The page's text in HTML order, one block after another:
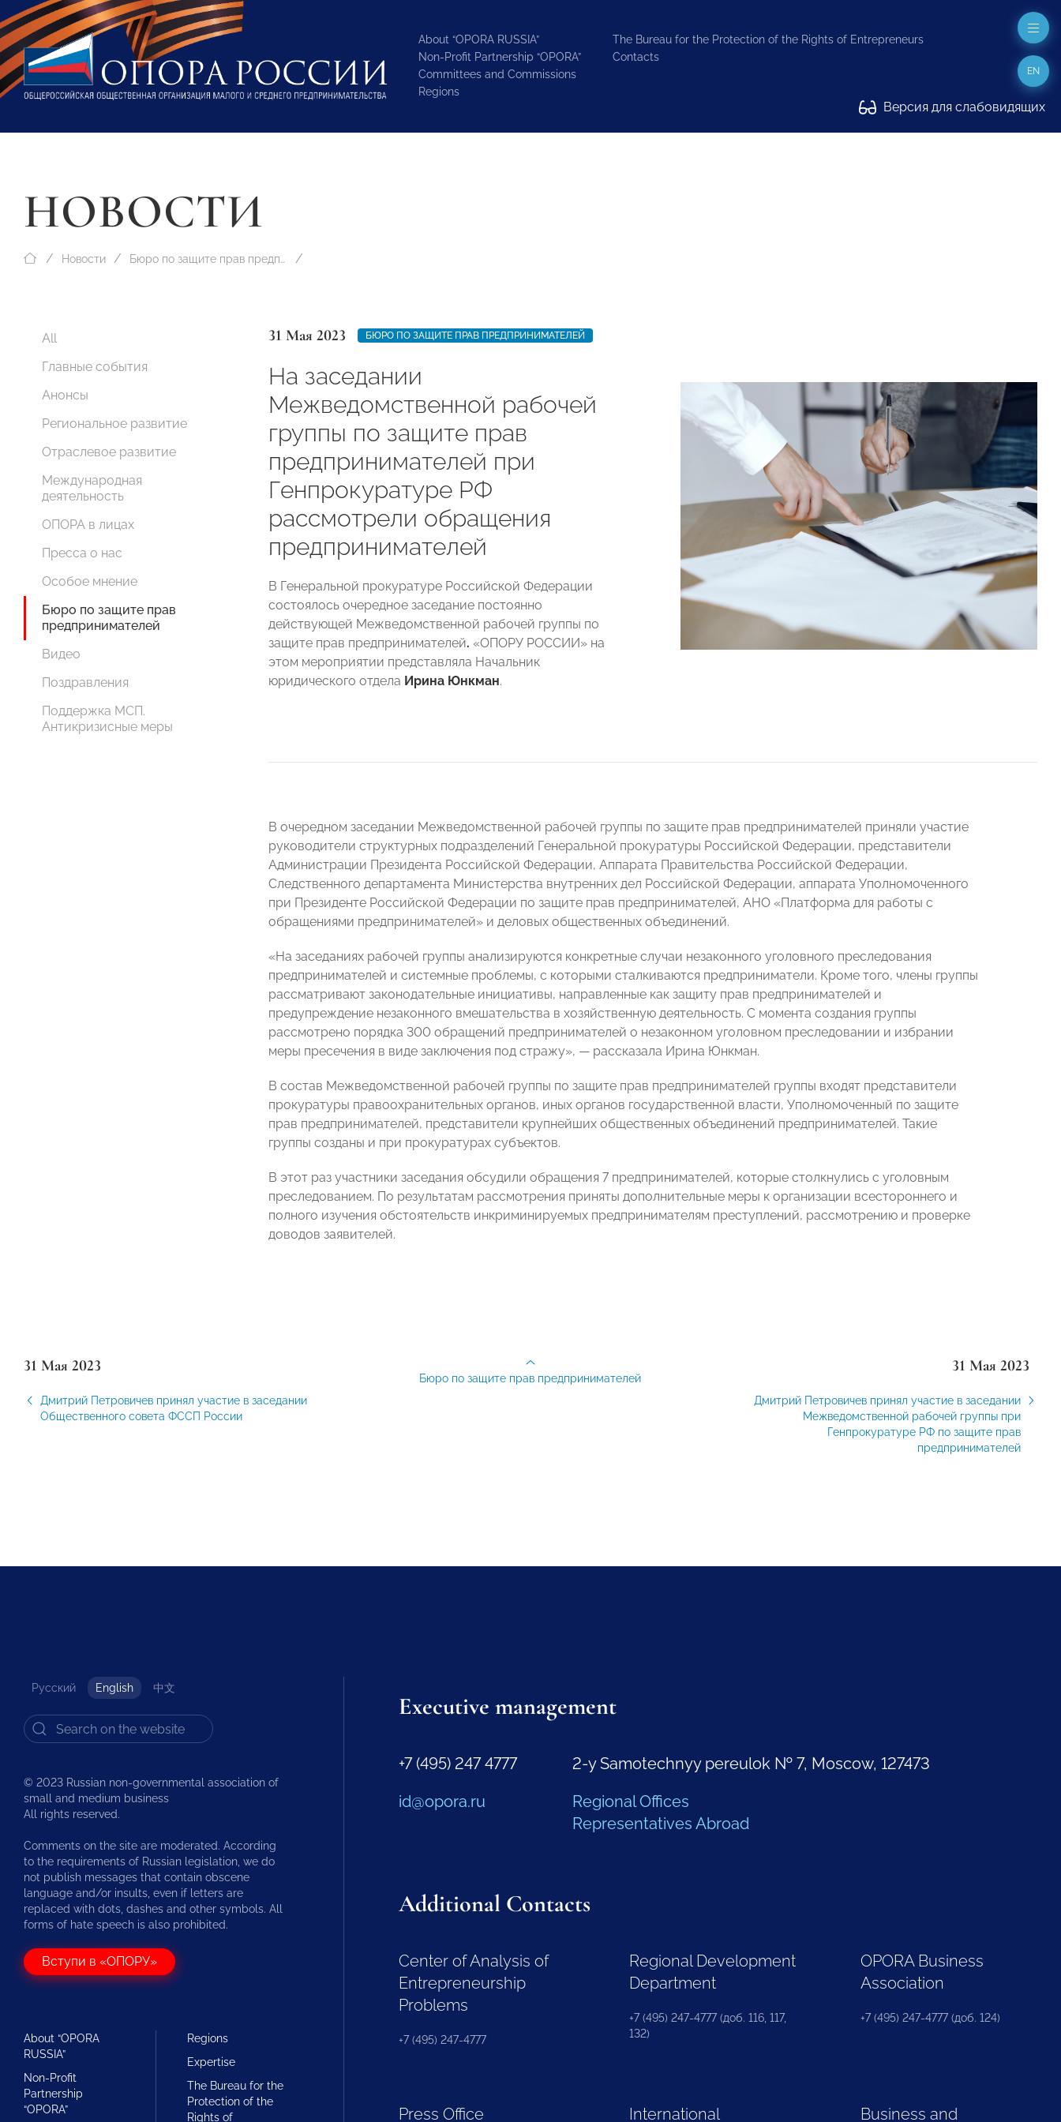
About “OPORA RUSSIA”
Non-Profit Partnership “OPORA”
Committees and Commissions
Regions
The Bureau for the Protection of the Rights of Entrepreneurs
Contacts
Версия для слабовидящих
EN
НОВОСТИ
Новости Бюро по защите прав предпринимателей
All
Главные события
Анонсы
Региональное развитие
Отраслевое развитие
Международная
деятельность
ОПОРА в лицах
Пресса о нас
Особое мнение
Бюро по защите прав
предпринимателей
Видео
Поздравления
Поддержка МСП.
Антикризисные меры
31 Мая 2023 БЮРО ПО ЗАЩИТЕ ПРАВ ПРЕДПРИНИМАТЕЛЕЙ
На заседании
Межведомственной рабочей
группы по защите прав
предпринимателей при
Генпрокуратуре РФ
рассмотрели обращения
предпринимателей
В Генеральной прокуратуре Российской Федерации
состоялось очередное заседание постоянно
действующей Межведомственной рабочей группы по
защите прав предпринимателей. «ОПОРУ РОССИИ» на
этом мероприятии представляла Начальник
юридического отдела Ирина Юнкман.
В очередном заседании Межведомственной рабочей группы по защите прав предпринимателей приняли участие
руководители структурных подразделений Генеральной прокуратуры Российской Федерации, представители
Администрации Президента Российской Федерации, Аппарата Правительства Российской Федерации,
Следственного департамента Министерства внутренних дел Российской Федерации, аппарата Уполномоченного
при Президенте Российской Федерации по защите прав предпринимателей, АНО «Платформа для работы с
обращениями предпринимателей» и деловых общественных объединений.
«На заседаниях рабочей группы анализируются конкретные случаи незаконного уголовного преследования
предпринимателей и системные проблемы, с которыми сталкиваются предприниматели. Кроме того, члены группы
рассматривают законодательные инициативы, направленные как защиту прав предпринимателей и
предупреждение незаконного вмешательства в хозяйственную деятельность. С момента создания группы
рассмотрено порядка 300 обращений предпринимателей о незаконном уголовном преследовании и избрании
меры пресечения в виде заключения под стражу», — рассказала Ирина Юнкман.
В состав Межведомственной рабочей группы по защите прав предпринимателей группы входят представители
прокуратуры правоохранительных органов, иных органов государственной власти, Уполномоченный по защите
прав предпринимателей, представители крупнейших общественных объединений предпринимателей. Такие
группы созданы и при прокуратурах субъектов.
В этот раз участники заседания обсудили обращения 7 предпринимателей, которые столкнулись с уголовным
преследованием. По результатам рассмотрения приняты дополнительные меры к организации всестороннего и
полного изучения обстоятельств инкриминируемых предпринимателям преступлений, рассмотрению и проверке
доводов заявителей.
31 Мая 2023
Дмитрий Петровичев принял участие в заседании
Общественного совета ФССП России
31 Мая 2023
Дмитрий Петровичев принял участие в заседании
Межведомственной рабочей группы при
Генпрокуратуре РФ по защите прав
предпринимателей
Бюро по защите прав предпринимателей
Русский English 中文
© 2023 Russian non-governmental association of
small and medium business
All rights reserved.
Comments on the site are moderated. According
to the requirements of Russian legislation, we do
not publish messages that contain obscene
language and/or insults, even if letters are
replaced with dots, dashes and other symbols. All
forms of hate speech is also prohibited.
Вступи в «ОПОРУ»
About “OPORA
RUSSIA”
Non-Profit
Partnership
“OPORA”
Regions
Expertise
The Bureau for the
Protection of the
Rights of
Executive management
+7 (495) 247 4777
id@opora.ru
2-y Samotechnyy pereulok № 7, Moscow, 127473
Regional Offices
Representatives Abroad
Additional Contacts
Center of Analysis of
Entrepreneurship
Problems
+7 (495) 247-4777
Regional Development
Department
+7 (495) 247-4777 (доб. 116, 117,
132)
OPORA Business
Association
+7 (495) 247-4777 (доб. 124)
Press Office International Business and